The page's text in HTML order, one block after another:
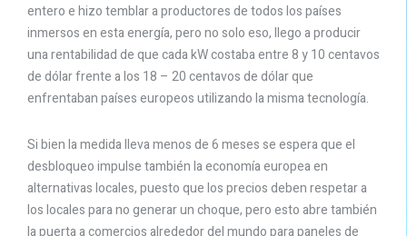
entero e hizo temblar a productores de todos los países
inmersos en esta energía, pero no solo eso, llego a producir
una rentabilidad de que cada kW costaba entre 8 y 10 centavos
de dólar frente a los 18 – 20 centavos de dólar que
enfrentaban países europeos utilizando la misma tecnología.
Si bien la medida lleva menos de 6 meses se espera que el
desbloqueo impulse también la economía europea en
alternativas locales, puesto que los precios deben respetar a
los locales para no generar un choque, pero esto abre también
la puerta a comercios alrededor del mundo para paneles de